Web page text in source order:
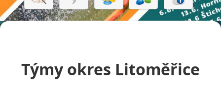
Týmy okres Litoměřice